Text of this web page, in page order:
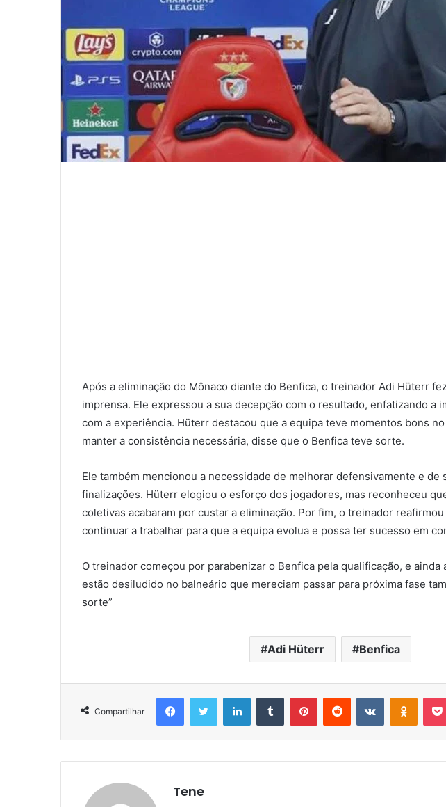
Após a eliminação do Mônaco diante do Benfica, o treinador Adi Hüterr
imprensa. Ele expressou a sua decepção com o resultado, enfatizando a
com a experiência. Hüterr destacou que a equipa teve momentos bons
manter a consistência necessária, disse que o Benfica teve sorte.
Ele também mencionou a necessidade de melhorar defensivamente e de
finalizações. Hüterr elogiou o esforço dos jogadores, mas reconheceu
coletivas acabaram por custar a eliminação. Por fim, o treinador
continuar a trabalhar para que a equipa evolua e possa ter sucesso em
O treinador começou por parabenizar o Benfica pela qualificação, e
estão desiludido no balneário que mereciam passar para próxima fase
sorte”
Adi Hüterr Benfica
Compartilhar
FacebookTwitter LinkedinTumblr PinterestReddit VK OK
Tene